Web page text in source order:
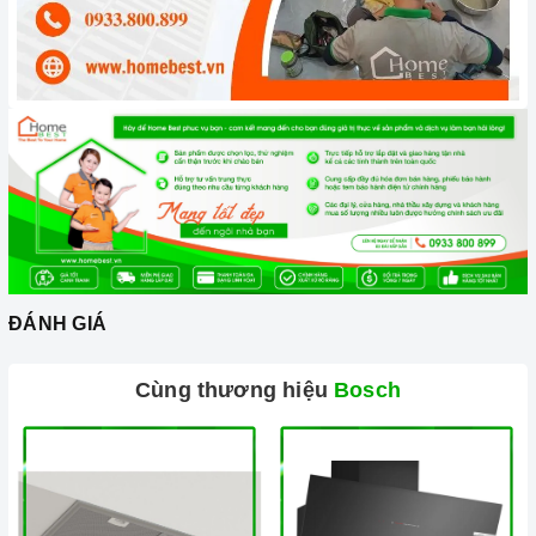
dạng cảm ứng, dễ dàng sử dụng và điều chỉnh các chương
trình rửa.
Công nghệ hiện đại
Công nghệ VarioSpeed: Giúp rút ngắn thời gian rửa bát đĩa
lên đến 50%, mà vẫn đảm bảo hiệu quả rửa sạch.
Công nghệ ActiveWater: Giúp tiết kiệm nước và điện năng
hiệu quả, đồng thời giúp rửa sạch bát đĩa một cách hiệu quả.
Công nghệ EcoSilence Drive: Giúp máy hoạt động êm ái,
Home Connect: Ứng dụng giúp kết nối giữa các thiết bị gia
dụng với các thiết bị di động thông minh từ đó giúp người
dùng có thể điều khiều hoạt động của thiết bị đó từ xa thông
ĐÁNH GIÁ
Cùng thương hiệu Bosch